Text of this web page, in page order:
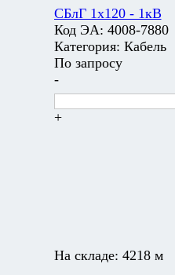
СБлГ 1х120 - 1кВ
Код ЭА: 4008-7880
Категория: Кабель
По запросу
-
+
На складе: 4218 м